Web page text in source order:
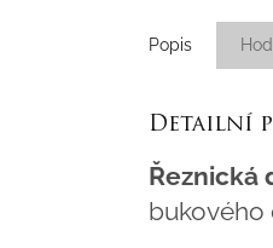
Popis
Detailní
Řeznická
bukového